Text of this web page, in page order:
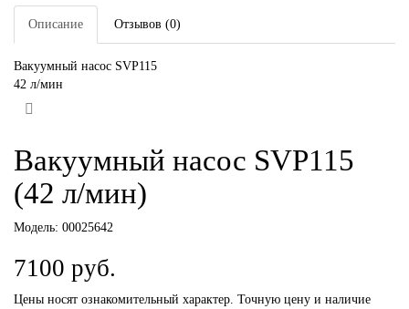
Описание Отзывов (0)
Вакуумный насос SVP115
42 л/мин
Вакуумный насос SVP115
(42 л/мин)
Модель: 00025642
7100 руб.
Цены носят ознакомительный характер. Точную цену и наличие